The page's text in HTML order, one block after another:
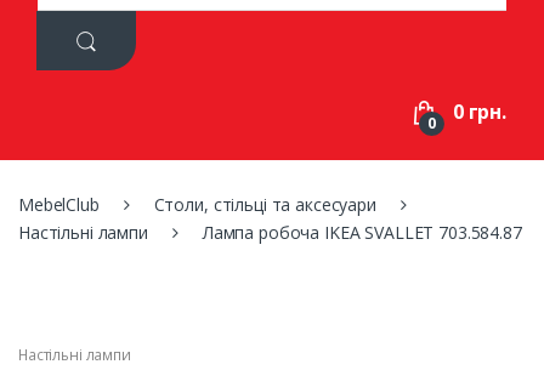
h
:
0 0 грн.
MebelClub
Столи, стільці та аксесуари
Настільні лампи
Лампа робоча IKEA SVALLET 703.584.87
Настільні лампи